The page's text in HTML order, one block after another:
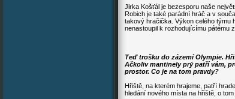
Jirka Košťál je bezesporu naše
Robich je také parádní hráč a v
takový hračička. Výkon celého týmu
nenastoupil k rozhodujícímu pátému
Teď trošku do zázemí Olympie.
Ačkoliv mantinely prý patří vám,
prostor. Co je na tom pravdy?
Hřiště, na kterém hrajeme, patří
hledání nového místa na hřiště, o